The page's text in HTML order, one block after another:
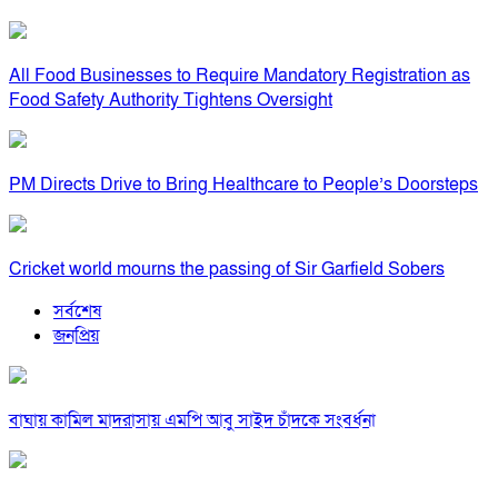
All Food Businesses to Require Mandatory Registration as
Food Safety Authority Tightens Oversight
PM Directs Drive to Bring Healthcare to People’s Doorsteps
Cricket world mourns the passing of Sir Garfield Sobers
সর্বশেষ
জনপ্রিয়
বাঘায় কামিল মাদরাসায় এমপি আবু সাইদ চাঁদকে সংবর্ধনা